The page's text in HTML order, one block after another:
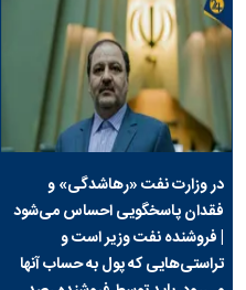
در وزارت نفت «رهاشدگی» و
فقدان پاسخگویی احساس می‌شود
| فروشنده نفت وزیر است و
تراستی‌هایی که پول به حساب آنها